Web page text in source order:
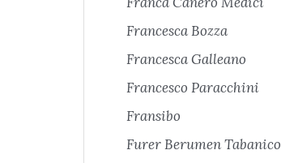
Francesca Bozza
Francesca Galleano
Francesco Paracchini
Fransibo
Furer Berumen Tabanico